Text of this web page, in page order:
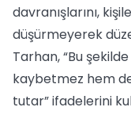
davranışlarını,
düşürmeyerek
Tarhan, “Bu
kaybetmez hem
tutar” ifadelerini